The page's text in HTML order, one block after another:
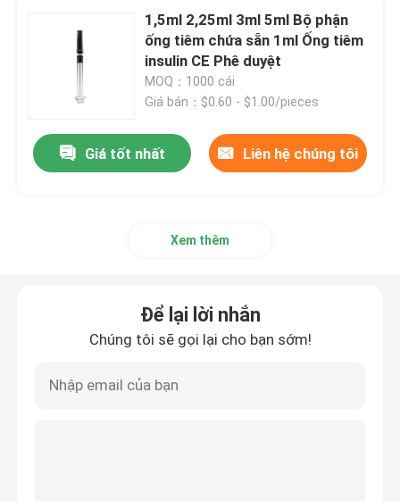
1,5ml 2,25ml 3ml 5ml Bộ phận
ống tiêm chứa sẵn 1ml Ống tiêm
insulin CE Phê duyệt
MOQ：1000 cái
Giá bán：$0.60 - $1.00/pieces
Giá tốt nhất Liên hệ chúng tôi
Xem thêm
Để lại lời nhắn
Chúng tôi sẽ gọi lại cho bạn sớm!